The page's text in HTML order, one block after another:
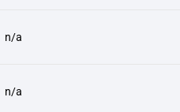
n/a
n/a